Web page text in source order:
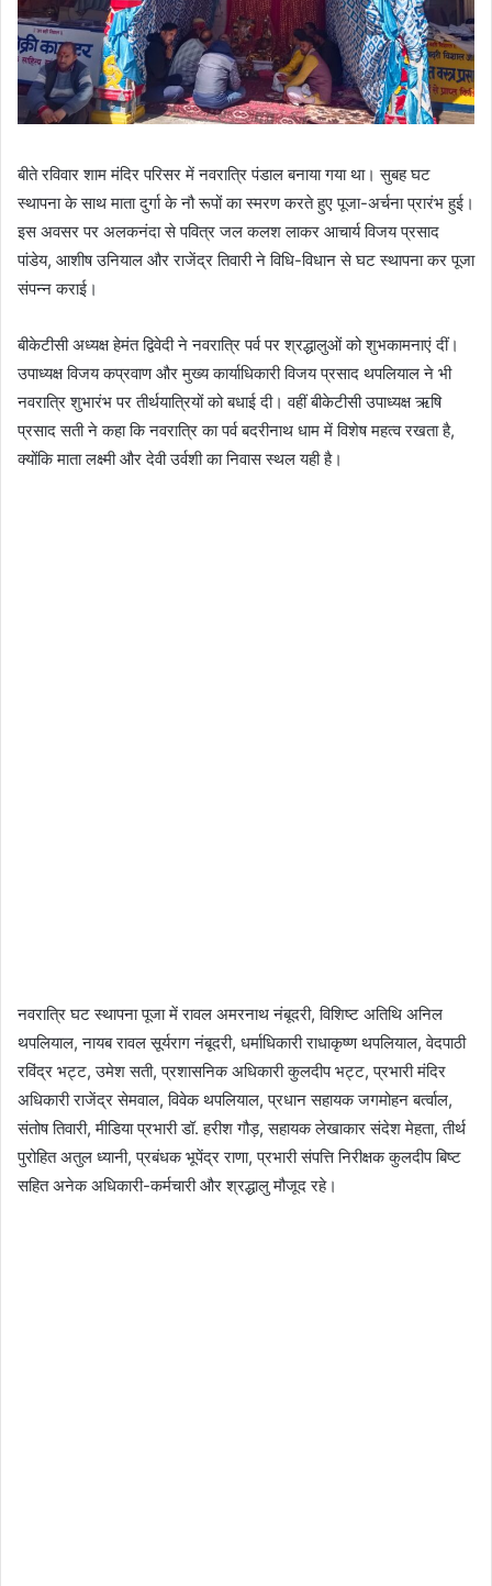
बीते रविवार शाम मंदिर परिसर में नवरात्रि पंडाल बनाया गया था। सुबह घट
स्थापना के साथ माता दुर्गा के नौ रूपों का स्मरण करते हुए पूजा-अर्चना प्रारंभ हुई।
इस अवसर पर अलकनंदा से पवित्र जल कलश लाकर आचार्य विजय प्रसाद
पांडेय, आशीष उनियाल और राजेंद्र तिवारी ने विधि-विधान से घट स्थापना कर पूजा
संपन्न कराई।
बीकेटीसी अध्यक्ष हेमंत द्विवेदी ने नवरात्रि पर्व पर श्रद्धालुओं को शुभकामनाएं दीं।
उपाध्यक्ष विजय कप्रवाण और मुख्य कार्याधिकारी विजय प्रसाद थपलियाल ने भी
नवरात्रि शुभारंभ पर तीर्थयात्रियों को बधाई दी। वहीं बीकेटीसी उपाध्यक्ष ऋषि
प्रसाद सती ने कहा कि नवरात्रि का पर्व बदरीनाथ धाम में विशेष महत्व रखता है,
क्योंकि माता लक्ष्मी और देवी उर्वशी का निवास स्थल यही है।
नवरात्रि घट स्थापना पूजा में रावल अमरनाथ नंबूदरी, विशिष्ट अतिथि अनिल
थपलियाल, नायब रावल सूर्यराग नंबूदरी, धर्माधिकारी राधाकृष्ण थपलियाल, वेदपाठी
रविंद्र भट्ट, उमेश सती, प्रशासनिक अधिकारी कुलदीप भट्ट, प्रभारी मंदिर
अधिकारी राजेंद्र सेमवाल, विवेक थपलियाल, प्रधान सहायक जगमोहन बर्त्वाल,
संतोष तिवारी, मीडिया प्रभारी डॉ. हरीश गौड़, सहायक लेखाकार संदेश मेहता, तीर्थ
पुरोहित अतुल ध्यानी, प्रबंधक भूपेंद्र राणा, प्रभारी संपत्ति निरीक्षक कुलदीप बिष्ट
सहित अनेक अधिकारी-कर्मचारी और श्रद्धालु मौजूद रहे।